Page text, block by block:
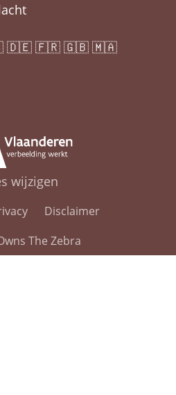
🇩🇪 🇫🇷 🇬🇧 🇲🇦
wijzigen
Disclaimer
The Zebra